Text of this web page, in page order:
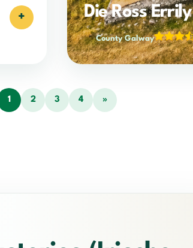
+ Die Ross
County Galway
1 2 3 4 »